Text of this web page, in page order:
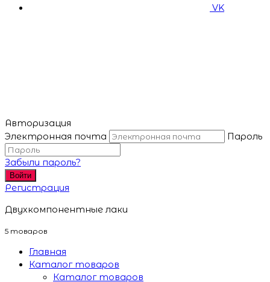
VK
Авторизация
Электронная почта
Пароль
Забыли пароль?
Войти
Регистрация
Двухкомпонентные лаки
5 товаров
Главная
Каталог товаров
Каталог товаров